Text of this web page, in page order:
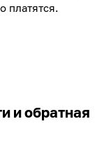
платятся.
и обратная